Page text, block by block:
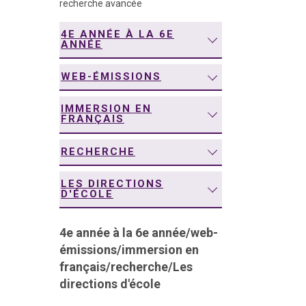
recherche avancée
4E ANNÉE À LA 6E
ANNÉE
WEB-ÉMISSIONS
IMMERSION EN
FRANÇAIS
RECHERCHE
LES DIRECTIONS
D'ÉCOLE
4e année à la 6e année/web-
émissions/immersion en
français/recherche/Les
directions d'école